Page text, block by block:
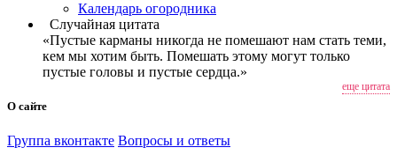
Календарь огородника
Случайная цитата
«Пустые карманы никогда не помешают нам стать теми,
кем мы хотим быть. Помешать этому могут только
пустые головы и пустые сердца.»
еще цитата
О сайте
Группа вконтакте Вопросы и ответы